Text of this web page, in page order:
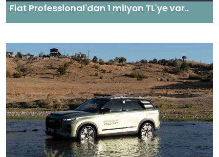
Fiat Professional'dan 1 milyon TL'ye var..